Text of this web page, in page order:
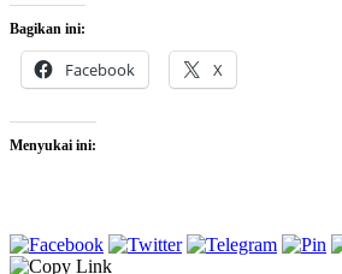
Bagikan ini:
Facebook X
Menyukai ini: